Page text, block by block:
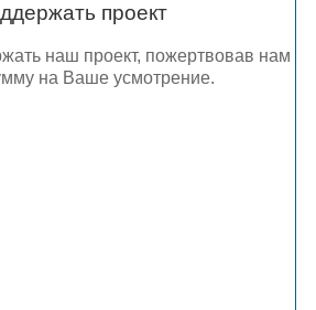
проект
наш проект, пожертвовав нам
на Ваше усмотрение.